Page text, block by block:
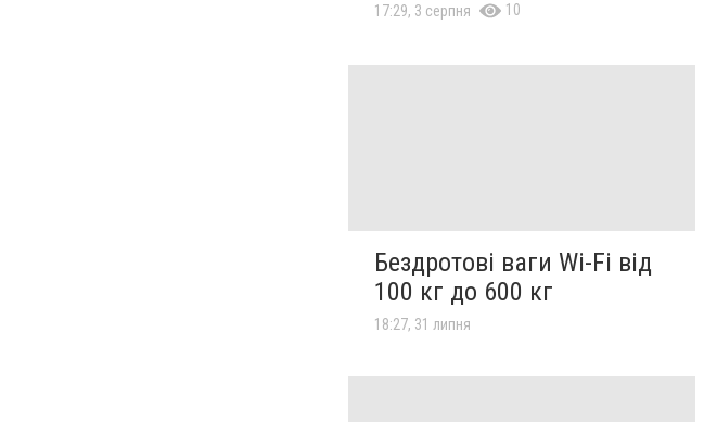
17:29, 3 серпня 10
Бездротові ваги Wi-Fi від
100 кг до 600 кг
18:27, 31 липня